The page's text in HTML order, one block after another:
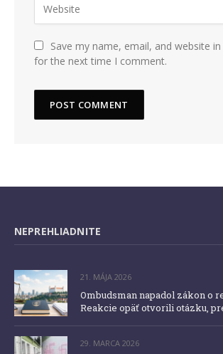
Save my name, email, and website
for the next time I comment.
NEPREHLIADNITE
21. MÁJA 2026
Ombudsman napadol zákon o
Reakcie opäť otvorili otázku,
29. MARCA 2026